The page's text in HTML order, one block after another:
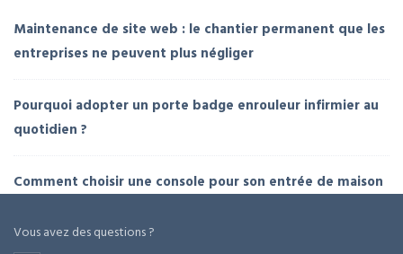
Maintenance de site web : le chantier permanent que les
entreprises ne peuvent plus négliger
Pourquoi adopter un porte badge enrouleur infirmier au
quotidien ?
Comment choisir une console pour son entrée de maison
Vous avez des questions ?